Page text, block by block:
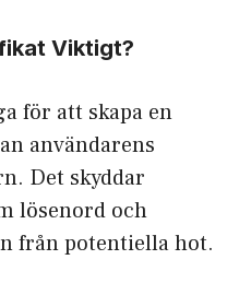
Viktigt?
för att skapa en
användarens
Det skyddar
lösenord och
från potentiella hot.